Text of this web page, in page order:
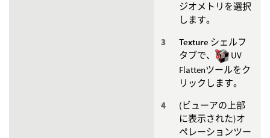
ジオメトリを選択
します。
Texture シェルフ
タブで、
UV
Flattenツールをク
リックします。
(ビューアの上部
に表示された)オ
ペレーションツー